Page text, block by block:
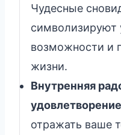
Чудесные
символизируют
возможности и
жизни.
Внутренняя
отражать ваше